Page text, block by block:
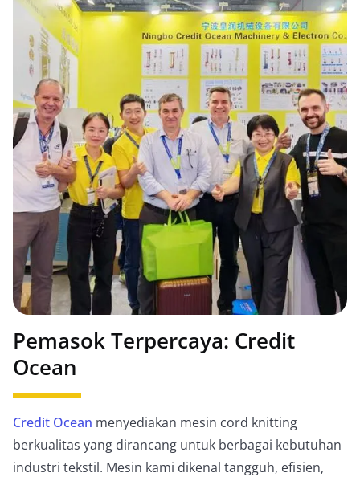
Pemasok Terpercaya: Credit
Ocean
Credit Ocean menyediakan mesin cord knitting
berkualitas yang dirancang untuk berbagai kebutuhan
industri tekstil. Mesin kami dikenal tangguh, efisien,